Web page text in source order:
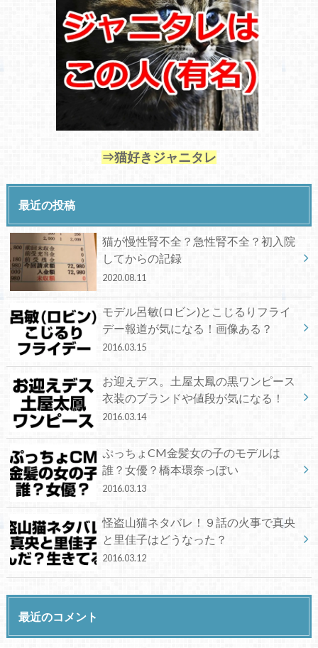
⇒猫好きジャニタレ
最近の投稿
猫が慢性腎不全？急性腎不全？初入院
してからの記録
2020.08.11
モデル呂敏(ロビン)とこじるりフライ
デー報道が気になる！画像ある？
2016.03.15
お迎えデス。土屋太鳳の黒ワンピース
衣装のブランドや値段が気になる！
2016.03.14
ぷっちょCM金髪女の子のモデルは
誰？女優？橋本環奈っぽい
2016.03.13
怪盗山猫ネタバレ！９話の火事で真央
と里佳子はどうなった？
2016.03.12
最近のコメント